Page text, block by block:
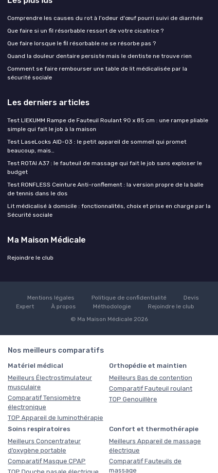
Comprendre les causes du rot à l'odeur d'œuf pourri suivi de diarrhée
Que faire si un fil résorbable ressort de votre cicatrice ?
Que faire lorsque le fil résorbable ne se résorbe pas ?
Quand la douleur dentaire persiste mais le dentiste ne trouve rien
Comment se faire rembourser une table de lit médicalisée par la
sécurité sociale
Les derniers articles
Test LIEKUMM Rampe de Fauteuil Roulant 90 x 85 cm : une rampe pliable
simple qui fait le job à la maison
Test LaseLocks AID-03 : le petit appareil de sommeil qui promet
beaucoup, mais…
Test ROTAI A37 : le fauteuil de massage qui fait le job sans exploser le
budget
Test RONFLESS Ceinture Anti-ronflement : la version propre de la balle
de tennis dans le dos
Lit médicalisé à domicile : fonctionnalités, choix et prise en charge par la
Sécurité sociale
Ma Maison Médicale
Rejoindre le club
Mentions légales Politique de confidentialité
Devis
Expert
À propos Méthodologie
Rejoindre le club
© Ma Maison Médicale 2026
Nos meilleurs comparatifs
Matériel médical
Meilleurs Électrostimulateur
musculaire
Comparatif Tensiomètre
électronique
TOP Appareil de luminothérapie
Orthopédie et maintien
Meilleurs Bas de contention
Comparatif Fauteuil roulant
TOP Genouillère
Soins respiratoires
Meilleurs Concentrateur
d’oxygène portable
Comparatif Masque CPAP
Confort et thermothérapie
Meilleurs Appareil de massage
électrique
Comparatif Fauteuils de
massage